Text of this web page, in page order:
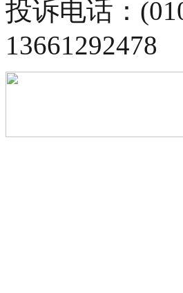
投诉电话：
13661292478